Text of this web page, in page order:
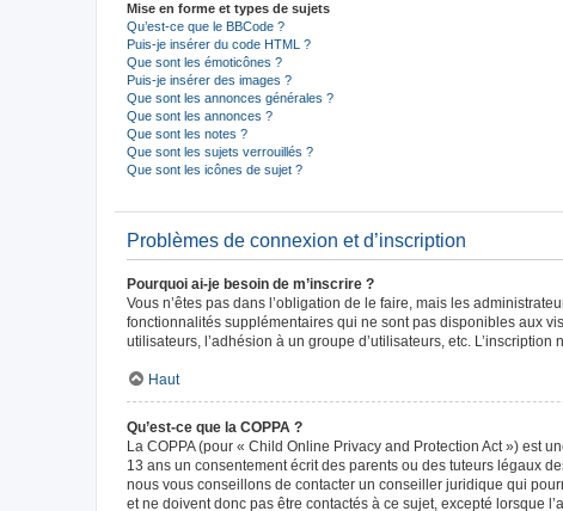
Mise en forme et types de sujets
Qu’est-ce que le BBCode ?
Puis-je insérer du code HTML ?
Que sont les émoticônes ?
Puis-je insérer des images ?
Que sont les annonces générales ?
Que sont les annonces ?
Que sont les notes ?
Que sont les sujets verrouillés ?
Que sont les icônes de sujet ?
Problèmes de connexion et d’inscription
Pourquoi ai-je besoin de m’inscrire ?
Vous n’êtes pas dans l’obligation de le faire, mais les
fonctionnalités supplémentaires qui ne sont pas disponibles aux
utilisateurs, l’adhésion à un groupe d’utilisateurs, etc.
Haut
Qu’est-ce que la COPPA ?
La COPPA (pour « Child Online Privacy and Protection Act ») est
13 ans un consentement écrit des parents ou des tuteurs légaux
nous vous conseillons de contacter un conseiller juridique qui
et ne doivent donc pas être contactés à ce sujet, excepté lorsque